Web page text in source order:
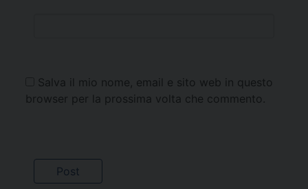
Salva il mio nome, email e sito web in questo
browser per la prossima volta che commento.